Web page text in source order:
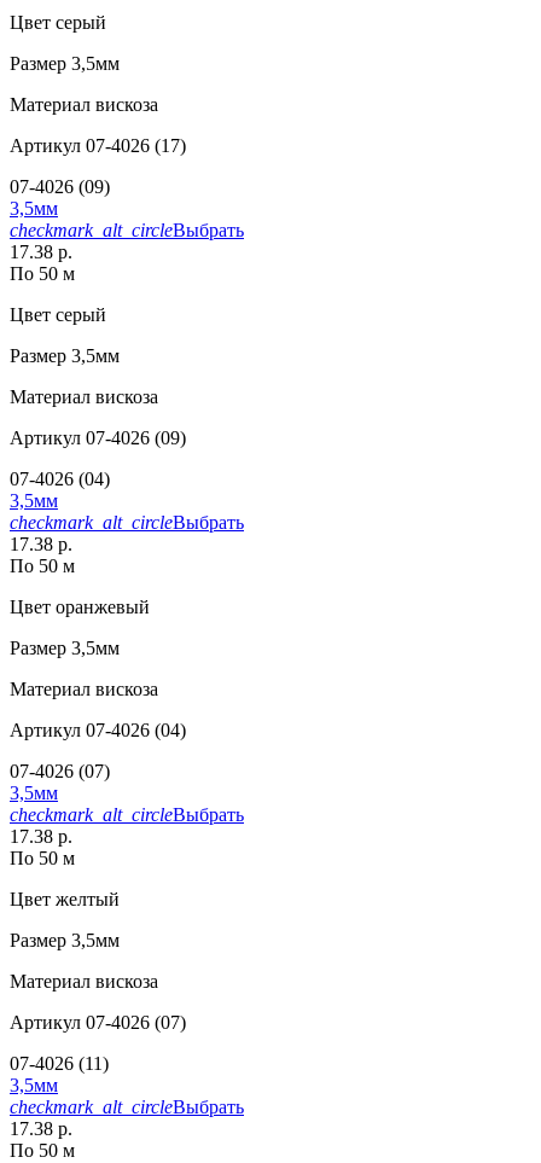
Цвет серый
Размер 3,5мм
Материал вискоза
Артикул 07-4026 (17)
07-4026 (09)
3,5мм
checkmark_alt_circleВыбрать
17.38 р.
По 50 м
Цвет серый
Размер 3,5мм
Материал вискоза
Артикул 07-4026 (09)
07-4026 (04)
3,5мм
checkmark_alt_circleВыбрать
17.38 р.
По 50 м
Цвет оранжевый
Размер 3,5мм
Материал вискоза
Артикул 07-4026 (04)
07-4026 (07)
3,5мм
checkmark_alt_circleВыбрать
17.38 р.
По 50 м
Цвет желтый
Размер 3,5мм
Материал вискоза
Артикул 07-4026 (07)
07-4026 (11)
3,5мм
checkmark_alt_circleВыбрать
17.38 р.
По 50 м